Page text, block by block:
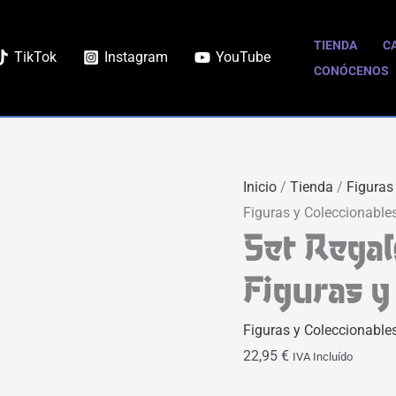
TikTok Instagram YouTube
TIENDA
CONÓCENOS
Inicio /Tienda /
Figuras y
Set
Figuras
Figuras y
22,95€ IVA Incluído
One
|
Figuras
y
Coleccionables